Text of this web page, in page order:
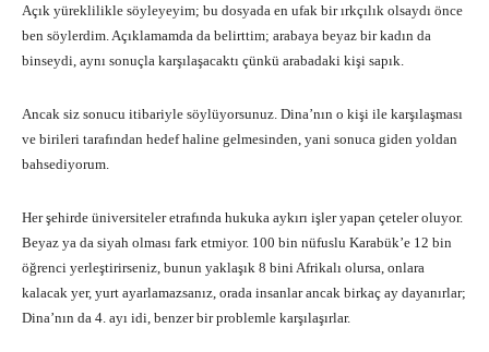
Açık yüreklilikle söyleyeyim; bu dosyada en ufak bir ırkçılık olsaydı önce
ben söylerdim. Açıklamamda da belirttim; arabaya beyaz bir kadın da
binseydi, aynı sonuçla karşılaşacaktı çünkü arabadaki kişi sapık.
Ancak siz sonucu itibariyle söylüyorsunuz. Dina’nın o kişi ile karşılaşması
ve birileri tarafından hedef haline gelmesinden, yani sonuca giden yoldan
bahsediyorum.
Her şehirde üniversiteler etrafında hukuka aykırı işler yapan çeteler oluyor.
Beyaz ya da siyah olması fark etmiyor. 100 bin nüfuslu Karabük’e 12 bin
öğrenci yerleştirirseniz, bunun yaklaşık 8 bini Afrikalı olursa, onlara
kalacak yer, yurt ayarlamazsanız, orada insanlar ancak birkaç ay dayanırlar;
Dina’nın da 4. ayı idi, benzer bir problemle karşılaşırlar.